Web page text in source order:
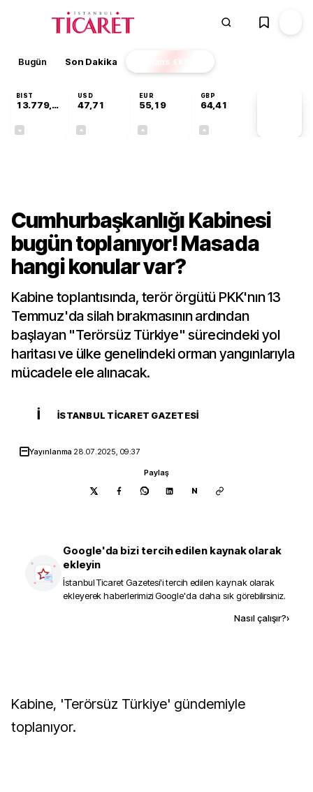
Bugün Son Dakika Finans EKSTRA
BIST
13.779,39
USD
47,71
EUR
55,19
GBP
64,41
Cumhurbaşkanlığı Kabinesi
bugün toplanıyor! Masada
hangi konular var?
Kabine toplantısında, terör örgütü PKK'nın 13
Temmuz'da silah bırakmasının ardından
başlayan "Terörsüz Türkiye" sürecindeki yol
haritası ve ülke genelindeki orman yangınlarıyla
mücadele ele alınacak.
İ İSTANBUL TICARET GAZETESI
Yayınlanma 28.07.2025, 09:37
Paylaş
N
Google'da bizi tercih edilen kaynak olarak
ekleyin
İstanbul Ticaret Gazetesi'i tercih edilen kaynak olarak
ekleyerek haberlerimizi Google'da daha sık görebilirsiniz.
Nasıl çalışır?›
Kabine, 'Terörsüz Türkiye' gündemiyle
toplanıyor.